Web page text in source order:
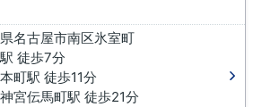
名古屋市南区氷室町
徒歩7分
町駅 徒歩11分
宮伝馬町駅 徒歩21分